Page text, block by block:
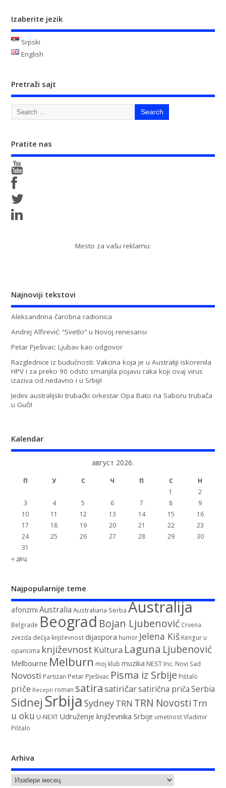
Izaberite jezik
Srpski
English
Pretraži sajt
Pratite nas
Mesto za vašu reklamu:
Najnoviji tekstovi
Aleksandrina čarobna radionica
Andrej Alfirević: “Svetlo” u Novoj renesansi
Petar Pješivac: Ljubav kao odgovor
Razglednice iz budućnosti: Vakcina koja je u Australiji iskorenila
HPV i za preko 90 odsto smanjila pojavu raka koji ovaj virus
izaziva od nedavno i u Srbiji!
Jedini australijski trubački orkestar Opa Bato na Saboru trubača
u Guči!
Kalendar
август 2026.
П У С Ч П С
Н
1
2
3
4 5 6 7 8
9
10
11 12 13 14 15
16
17
18 19 20 21 22
23
24
25 26 27 28 29
30
31
« дец
Najpopularnije teme
aforizmi Australia Australiana Serba Australija
Belgrade Beograd Bojan Ljubenović Crvena
zvezda dečija književnostdijaspora humor Jelena Kiš Kengur u
opancima književnost Kultura Laguna Ljubenović
Melbourne Melburn moj klub muzika NEST Inc. Novi Sad
Novosti Partizan Petar Pješivac Pisma iz Srbije Pištalo
priče Recepti roman satirasatiričarsatirična pričaSerbia
Sidnej Srbija SydneyTRN TRN Novosti Trn
u oku U-NEXT Udruženje književnika Srbije umetnostVladimir
Pištalo
Arhiva